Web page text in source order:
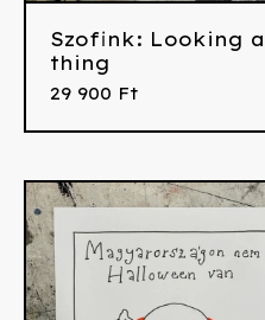
Szofink: Looking
thing
29 900 Ft